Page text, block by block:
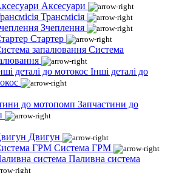
Аксесуари
Трансмісія
Зчеплення
Стартер
Система
Інші деталі до
Запчастини до
Двигун
Система ГРМ
Паливна система